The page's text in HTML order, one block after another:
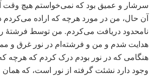
سرشار و عمیق بود که نمی‌خواستم هیچ وقت
آن حال، من در مورد هرچه که اراده
نامحدود دریافت می‌کردم. من توسط فرشتۀ
هدایت شدم و من و فرشته‌ام در نور غرق و
هنگامی که در نور بودم درک کردم که هرچه
وجود دارد نشئت گرفته از نور است، که